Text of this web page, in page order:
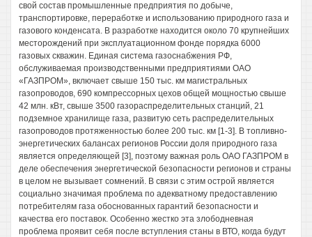
свой состав промышленные предприятия по добыче,
транспортировке, переработке и использованию природного газа и
газового конденсата. В разработке находится около 70 крупнейших
месторождений при эксплуатационном фонде порядка 6000
газовых скважин. Единая система газоснабжения РФ,
обслуживаемая производственными предприятиями ОАО
«ГАЗПРОМ», включает свыше 150 тыс. км магистральных
газопроводов, 690 компрессорных цехов общей мощностью свыше
42 млн. кВт, свыше 3500 газораспределительных станций, 21
подземное хранилище газа, развитую сеть распределительных
газопроводов протяженностью более 200 тыс. км [1-3]. В топливно-
энергетических балансах регионов России доля природного газа
является определяющей [3], поэтому важная роль ОАО ГАЗПРОМ в
деле обеспечения энергетической безопасности регионов и страны
в целом не вызывает сомнений. В связи с этим острой является
социально значимая проблема по адекватному предоставлению
потребителям газа обоснованных гарантий безопасности и
качества его поставок. Особенно жестко эта злободневная
проблема проявит себя после вступления станы в ВТО, когда будут